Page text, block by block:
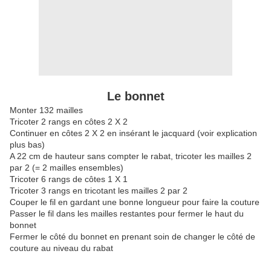
Le bonnet
Monter 132 mailles
Tricoter 2 rangs en côtes 2 X 2
Continuer en côtes 2 X 2 en insérant le jacquard (voir explication
plus bas)
A 22 cm de hauteur sans compter le rabat, tricoter les mailles 2
par 2 (= 2 mailles ensembles)
Tricoter 6 rangs de côtes 1 X 1
Tricoter 3 rangs en tricotant les mailles 2 par 2
Couper le fil en gardant une bonne longueur pour faire la couture
Passer le fil dans les mailles restantes pour fermer le haut du
bonnet
Fermer le côté du bonnet en prenant soin de changer le côté de
couture au niveau du rabat